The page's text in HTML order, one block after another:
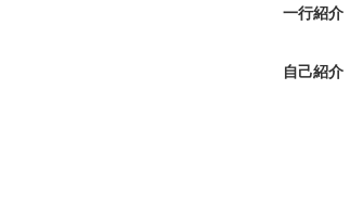
一行紹介
自己紹介